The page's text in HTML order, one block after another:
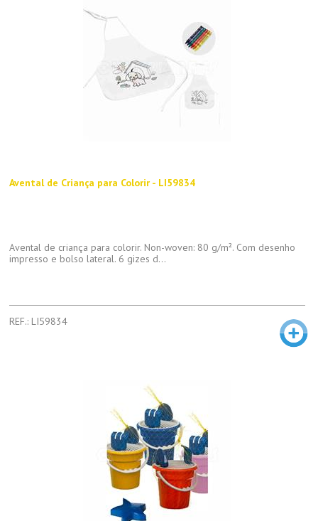
Avental de Criança para Colorir - LI59834
Avental de criança para colorir. Non-woven: 80 g/m². Com desenho
impresso e bolso lateral. 6 gizes d...
REF.: LI59834